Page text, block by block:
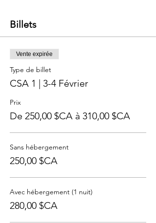
Billets
Vente expirée
Type de billet
CSA 1 | 3-4 Février
Prix
De 250,00 $CA à 310,00 $CA
Sans hébergement
250,00 $CA
Avec hébergement (1 nuit)
280,00 $CA